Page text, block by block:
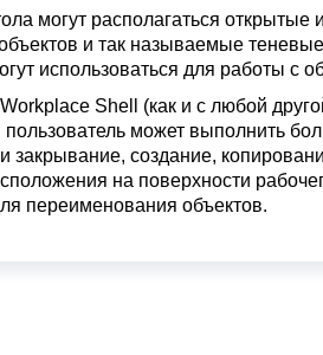
могут располагаться
и так называемые
использоваться для работы с
Shell (как и с любой
может выполнить
закрывание, создание,
на поверхности
переименования объектов.